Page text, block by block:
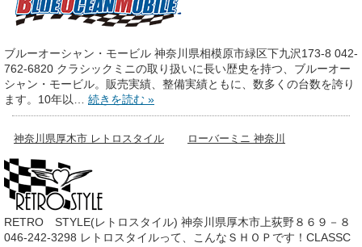
ブルーオーシャン・モービル 神奈川県相模原市緑区下九沢173-8 042-
762-6820 クラシックミニの取り扱いに⻑い歴史を持つ、ブルーオー
シャン・モービル。販売実績、整備実績ともに、数多くの台数を誇り
ます。10年以… 続きを読む »
神奈川県厚木市 レトロスタイル ローバーミニ 神奈川
RETRO STYLE(レトロスタイル) 神奈川県厚木市上荻野８６９－８
046-242-3298 レトロスタイルって、こんなＳＨＯＰです！CLASSC